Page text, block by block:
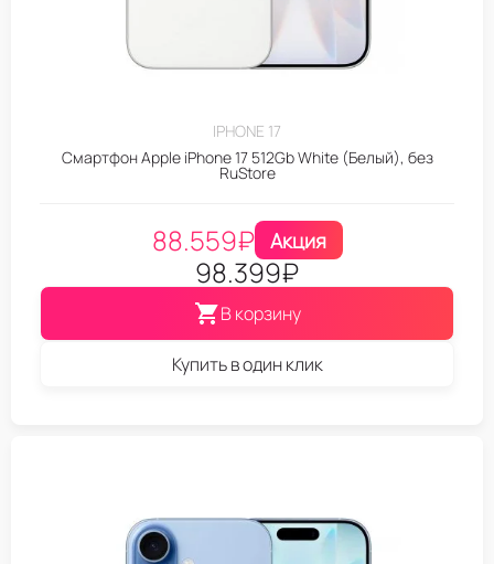
IPHONE 17
Смартфон Apple iPhone 17 512Gb White (Белый), без
RuStore
88.559₽ Акция
98.399₽
В корзину
Купить в один клик